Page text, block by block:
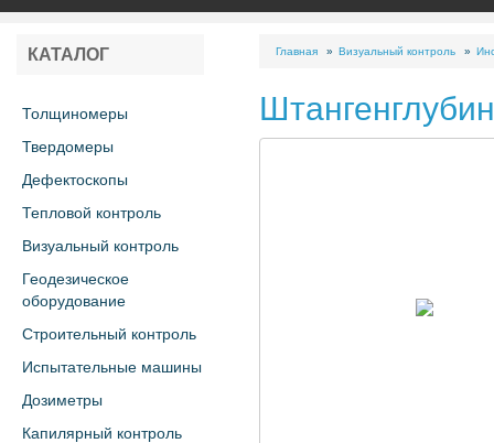
КАТАЛОГ
Толщиномеры
Твердомеры
Дефектоскопы
Тепловой контроль
Визуальный контроль
Геодезическое
оборудование
Строительный контроль
Испытательные машины
Дозиметры
Капилярный контроль
Главная Визуальный контроль